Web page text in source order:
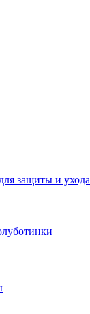
защиты и ухода